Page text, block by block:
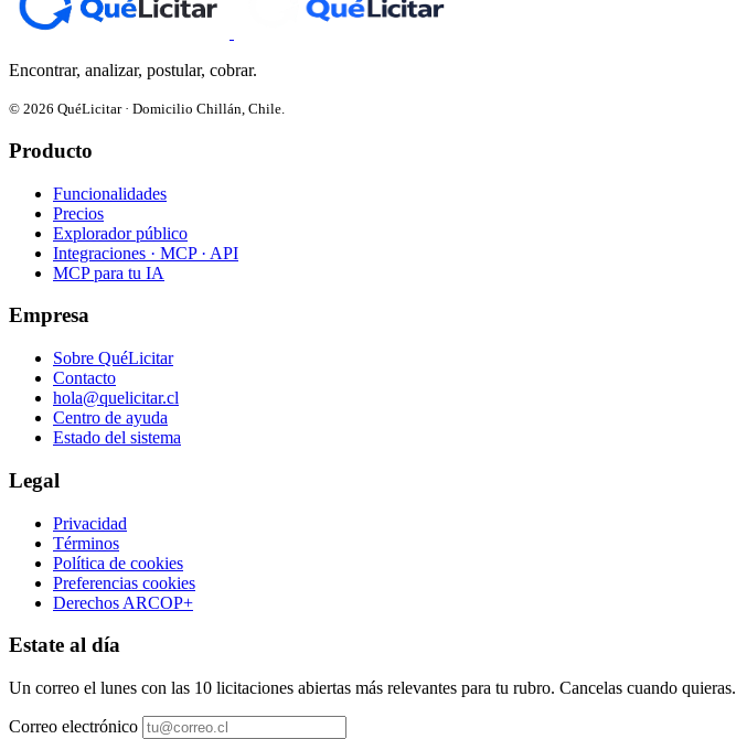
Encontrar, analizar, postular, cobrar.
© 2026 QuéLicitar · Domicilio Chillán, Chile.
Producto
Funcionalidades
Precios
Explorador público
Integraciones · MCP · API
MCP para tu IA
Empresa
Sobre QuéLicitar
Contacto
hola@quelicitar.cl
Centro de ayuda
Estado del sistema
Legal
Privacidad
Términos
Política de cookies
Preferencias cookies
Derechos ARCOP+
Estate al día
Un correo el lunes con las 10 licitaciones abiertas más relevantes para tu rubro. Cancelas cuando quieras.
Correo electrónico